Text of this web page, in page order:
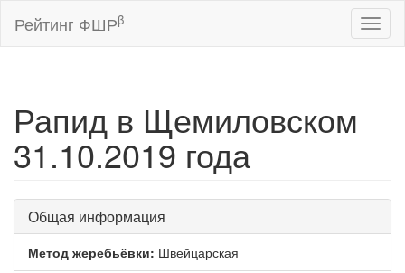
Рейтинг ФШРβ
Рапид в Щемиловском
31.10.2019 года
Общая информация
Метод жеребьёвки: Швейцарская